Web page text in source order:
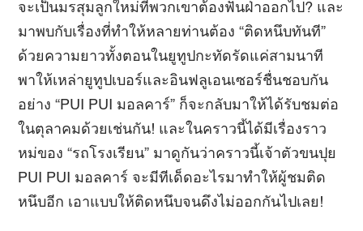
จะเป็นมรสุมลูกใหม่ที่พวกเขาต้องฟันฝ่าออกไป? และ
มาพบกับเรื่องที่ทำให้หลายท่านต้อง “ติดหนึบทันที”
ด้วยความยาวทั้งตอนในยูทูปกะทัดรัดแค่สามนาที
พาให้เหล่ายูทูปเบอร์และอินฟลูเอนเซอร์ชื่นชอบกัน
อย่าง “PUI PUI มอลคาร์” ก็จะกลับมาให้ได้รับชมต่อ
ในตุลาคมด้วยเช่นกัน! และในคราวนี้ได้มีเรื่องราว
หม่ของ “รถโรงเรียน” มาดูกันว่าคราวนี้เจ้าตัวขนปุย
PUI PUI มอลคาร์ จะมีทีเด็ดอะไรมาทำให้ผู้ชมติด
หนึบอีก เอาแบบให้ติดหนึบจนดึงไม่ออกกันไปเลย!